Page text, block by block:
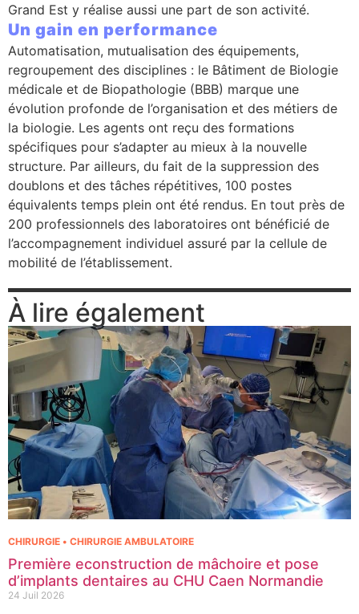
Grand Est y réalise aussi une part de son activité.
Un gain en performance
Automatisation, mutualisation des équipements,
regroupement des disciplines : le Bâtiment de Biologie
médicale et de Biopathologie (BBB) marque une
évolution profonde de l’organisation et des métiers de
la biologie. Les agents ont reçu des formations
spécifiques pour s’adapter au mieux à la nouvelle
structure. Par ailleurs, du fait de la suppression des
doublons et des tâches répétitives, 100 postes
équivalents temps plein ont été rendus. En tout près de
200 professionnels des laboratoires ont bénéficié de
l’accompagnement individuel assuré par la cellule de
mobilité de l’établissement.
À lire également
Première econstruction de mâchoire et pose
d’implants dentaires au CHU Caen Normandie
24 Juil 2026
CHIRURGIE • CHIRURGIE AMBULATOIRE